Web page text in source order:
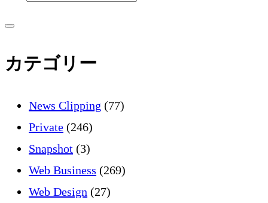
サ
イ
バ
ー
サ
バ
ー
カテゴリー
News Clipping (77)
Private (246)
Snapshot (3)
Web Business (269)
Web Design (27)